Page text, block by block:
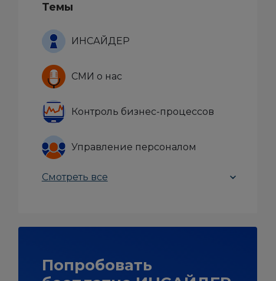
Темы
ИНСАЙДЕР
СМИ о нас
Контроль бизнес-процессов
Управление персоналом
Смотреть все
Попробовать